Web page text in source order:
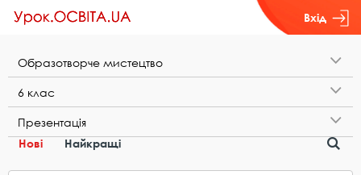
Вхід
О​б​р​а​з​о​т​в​о​р​ч​е​ ​м​и​с​т​е​ц​т​в​о
6​ ​к​л​а​с
П​р​е​з​е​н​т​а​ц​і​я
Нові
Найкращі